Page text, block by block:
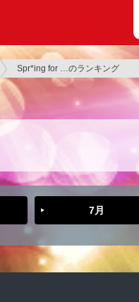
Spr*ing for …のランキング
7月